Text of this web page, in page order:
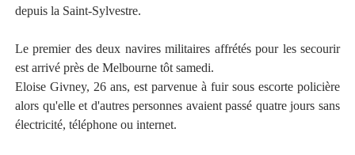
depuis la Saint-Sylvestre.
Le premier des deux navires militaires affrétés pour les secourir
est arrivé près de Melbourne tôt samedi.
Eloise Givney, 26 ans, est parvenue à fuir sous escorte policière
alors qu'elle et d'autres personnes avaient passé quatre jours sans
électricité, téléphone ou internet.